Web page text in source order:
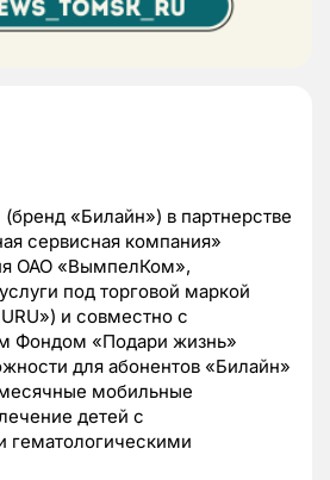
«Билайн») в партнерстве
сервисная компания»
ОАО «ВымпелКом»,
под торговой маркой
и совместно с
Фондом «Подари жизнь»
для абонентов «Билайн»
мобильные
детей с
гематологическими